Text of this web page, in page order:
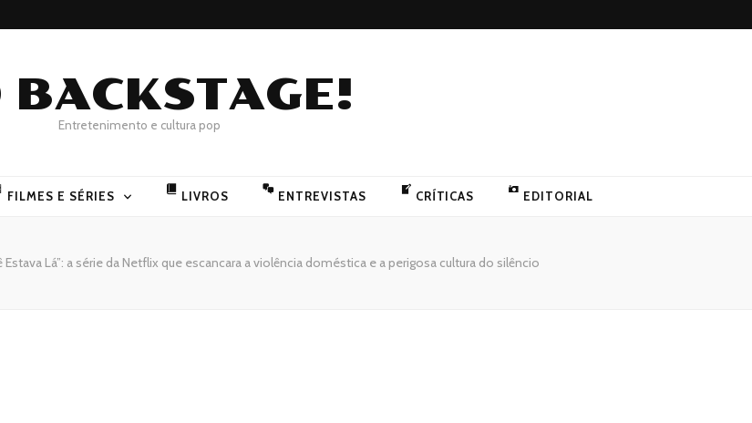
BACKSTAGE!
Entretenimento e cultura pop
FILMES E SÉRIES LIVROS ENTREVISTAS CRÍTICAS EDITORIAL
Estava Lá”: a série da Netflix que escancara a violência doméstica e a perigosa cultura do silêncio